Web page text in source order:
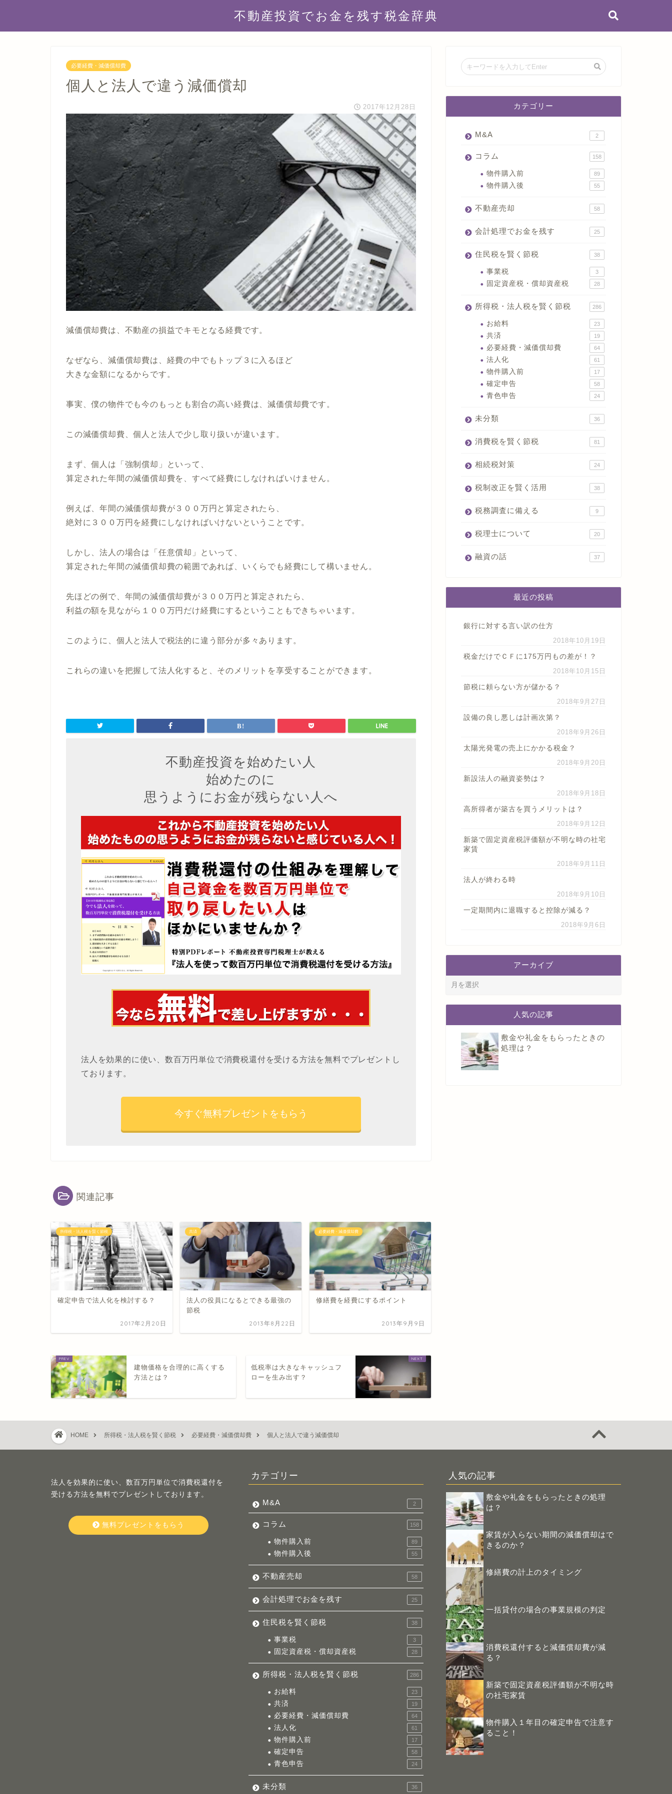
不動産投資でお金を残す税金辞典
必要経費・減価償却費
個人と法人で違う減価償却
2017年12月28日
減価償却費は、不動産の損益でキモとなる経費です。
なぜなら、減価償却費は、経費の中でもトップ３に入るほど
大きな金額になるからです。
事実、僕の物件でも今のもっとも割合の高い経費は、減価償却費です。
この減価償却費、個人と法人で少し取り扱いが違います。
まず、個人は「強制償却」といって、
算定された年間の減価償却費を、すべて経費にしなければいけません。
例えば、年間の減価償却費が３００万円と算定されたら、
絶対に３００万円を経費にしなければいけないということです。
しかし、法人の場合は「任意償却」といって、
算定された年間の減価償却費の範囲であれば、いくらでも経費にして構いません。
先ほどの例で、年間の減価償却費が３００万円と算定されたら、
利益の額を見ながら１００万円だけ経費にするということもできちゃいます。
このように、個人と法人で税法的に違う部分が多々あります。
これらの違いを把握して法人化すると、そのメリットを享受することができます。
不動産投資を始めたい人
始めたのに
思うようにお金が残らない人へ
法人を効果的に使い、数百万円単位で消費税還付を受ける方法を無料でプレゼントし
ております。
今すぐ無料プレゼントをもらう
関連記事
所得税・法人税を賢く節税
確定申告で法人化を検討する？
2017年2月20日
共済
法人の役員になるとできる最強の
節税
2013年8月22日
必要経費・減価償却費
修繕費を経費にするポイント
2013年9月9日
建物価格を合理​的に高くする
方法とは？
低税率は大きなキャッシュフ
ローを生み出す？
カテゴリー
M&A 2
コラム 158
物件購入前 89
物件購入後 55
不動産売却 58
会計処理でお金を残す 25
住民税を賢く節税 38
事業税 3
固定資産税・償却資産税 28
所得税・法人税を賢く節税 286
お給料 23
共済 19
必要経費・減価償却費 64
法人化 61
物件購入前 17
確定申告 58
青色申告 24
未分類 36
消費税を賢く節税 81
相続税対策 24
税制改正を賢く活用 38
税務調査に備える 9
税理士について 20
融資の話 37
最近の投稿
銀行に対する言い訳の仕方
2018年10月19日
税金だけでＣＦに175万円もの差が！？
2018年10月15日
節税に頼らない方が儲かる？
2018年9月27日
設備の良し悪しは計画次第？
2018年9月26日
太陽光発電の売上にかかる税金？
2018年9月20日
新設法人の融資姿勢は？
2018年9月18日
高所得者が築古を買うメリットは？
2018年9月12日
新築で固定資産税評価額が不明な時の社宅
家賃
2018年9月11日
法人が終わる時
2018年9月10日
一定期間内に退職すると控除が減る？
2018年9月6日
アーカイブ
人気の記事
敷金や礼金をもらったときの
処理は？
HOME 所得税・法人税を賢く節税 必要経費・減価償却費 個人と法人で違う減価償却
法人を効果的に使い、数百万円単位で消費税還付を
受ける方法を無料でプレゼントしております。
無料プレゼントをもらう
カテゴリー
M&A 2
コラム 158
物件購入前 89
物件購入後 55
不動産売却 58
会計処理でお金を残す 25
住民税を賢く節税 38
事業税 3
固定資産税・償却資産税 28
所得税・法人税を賢く節税 286
お給料 23
共済 19
必要経費・減価償却費 64
法人化 61
物件購入前 17
確定申告 58
青色申告 24
未分類 36
人気の記事
敷金や礼金をもらったときの処理
は？
家賃が入らない期間の減価償却はで
きるのか？
修繕費の計上のタイミング
一括貸付の場合の事業規模の判定
消費税還付すると減価償却費が減
る？
新築で固定資産税評価額が不明な時
の社宅家賃
物件購入１年目の確定申告で注意す
ること！